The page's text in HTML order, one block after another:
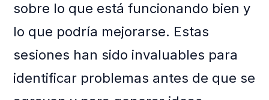
sobre lo que está funcionando bien y
lo que podría mejorarse. Estas
sesiones han sido invaluables para
identificar problemas antes de que se